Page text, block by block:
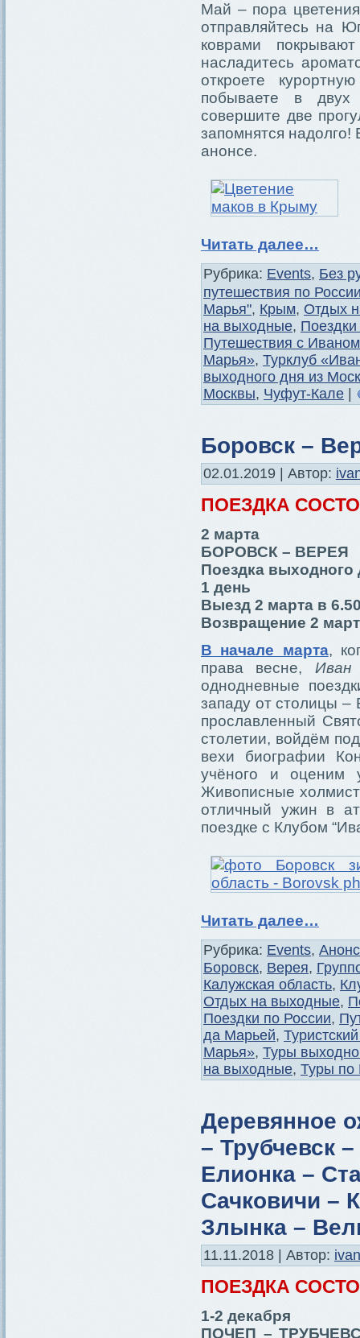
Май – пора
отправляйтесь на
коврами
насладитесь
откроете
побываете в
совершите две
запомнятся
анонсе.
Читать далее…
Рубрика: Events, Без
путешествия по
Марья", Крым, Отдых
на выходные,
Путешествия с
Марья», Турклуб
выходного дня из
Москвы, Чуфут-Кале |
Боровск –
02.01.2019 | Автор:
ПОЕЗДКА
2 марта
БОРОВСК – ВЕРЕЯ
Поездка выходного
1 день
Выезд 2 марта в
Возвращение 2
В начале марта,
права весне,
однодневные
западу от столицы
прославленный
столетии, войдём
вехи биографии
учёного и оценим
Живописные
отличный ужин в
поездке с Клубом
Читать далее…
Рубрика: Events,
Боровск, Верея,
Калужская область,
Отдых на выходные,
Поездки по России,
да Марьей,
Марья», Туры
на выходные, Туры по
Деревянное
– Трубчевск
Елионка –
Сачковичи –
Злынка –
11.11.2018 | Автор:
ПОЕЗДКА
1-2 декабря
ПОЧЕП –